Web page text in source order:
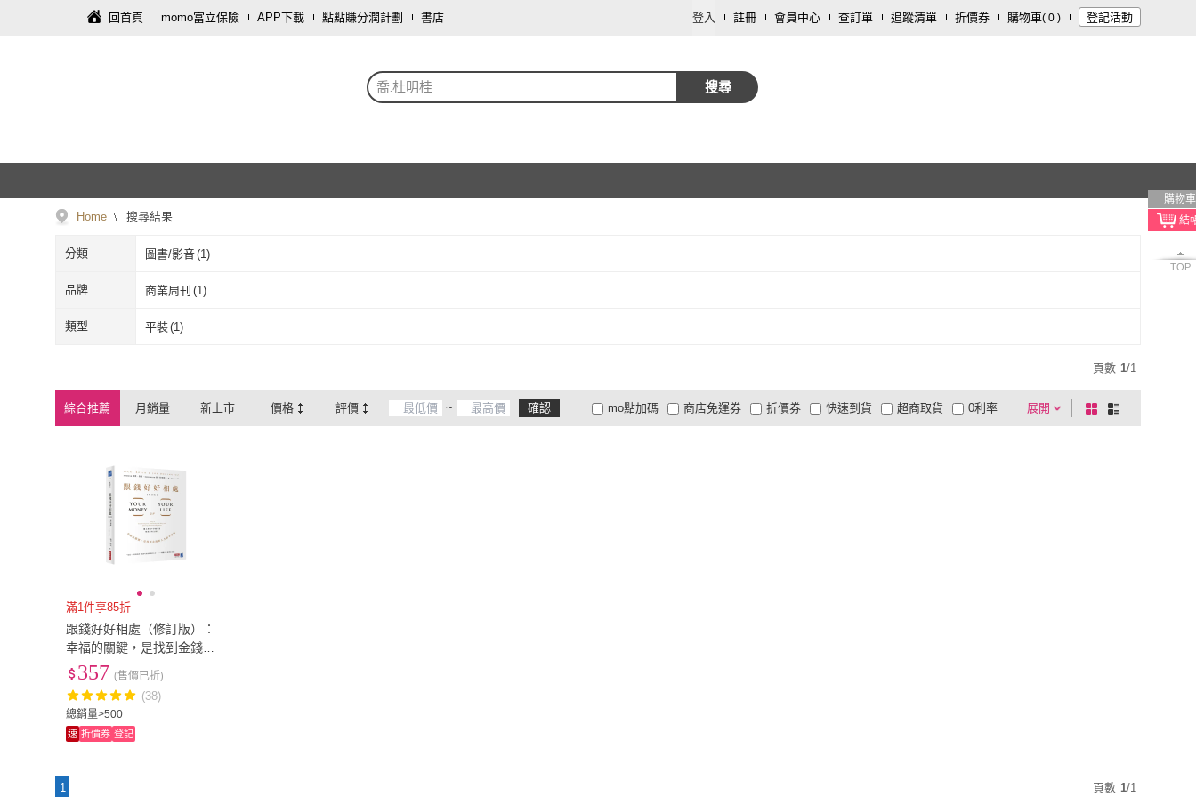
回首頁 momo富立保險 APP下載 點點賺分潤計劃 書店 登入 註冊 會員中心 查訂單 追蹤清單 折價券 購物車( 0 ) 登記活動
喬.杜明桂 搜尋
購物車
TOP
Home 搜尋結果
分類 圖書/影音(1)
品牌 商業周刊 (1)
商業周刊
類型 平裝(1)
頁數 1/1
綜合推薦 月銷量 新上市 價格 評價 ~ 確認 展開
折價券
有影片
商品有量 電視購物
mo點加碼 快速到貨 超商取貨
大家電安心配
大家電快配
商店免運券 0利率
棋
盤
列
滿1件享85折
跟錢好好相處（修訂版）：
幸福的關鍵，是找到金錢與
人生的平衡點
總銷量>500
357 (售價已折)
(38)
速 折價券 登記
1 頁數 1/1